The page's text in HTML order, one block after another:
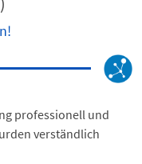
professionell und
verständlich